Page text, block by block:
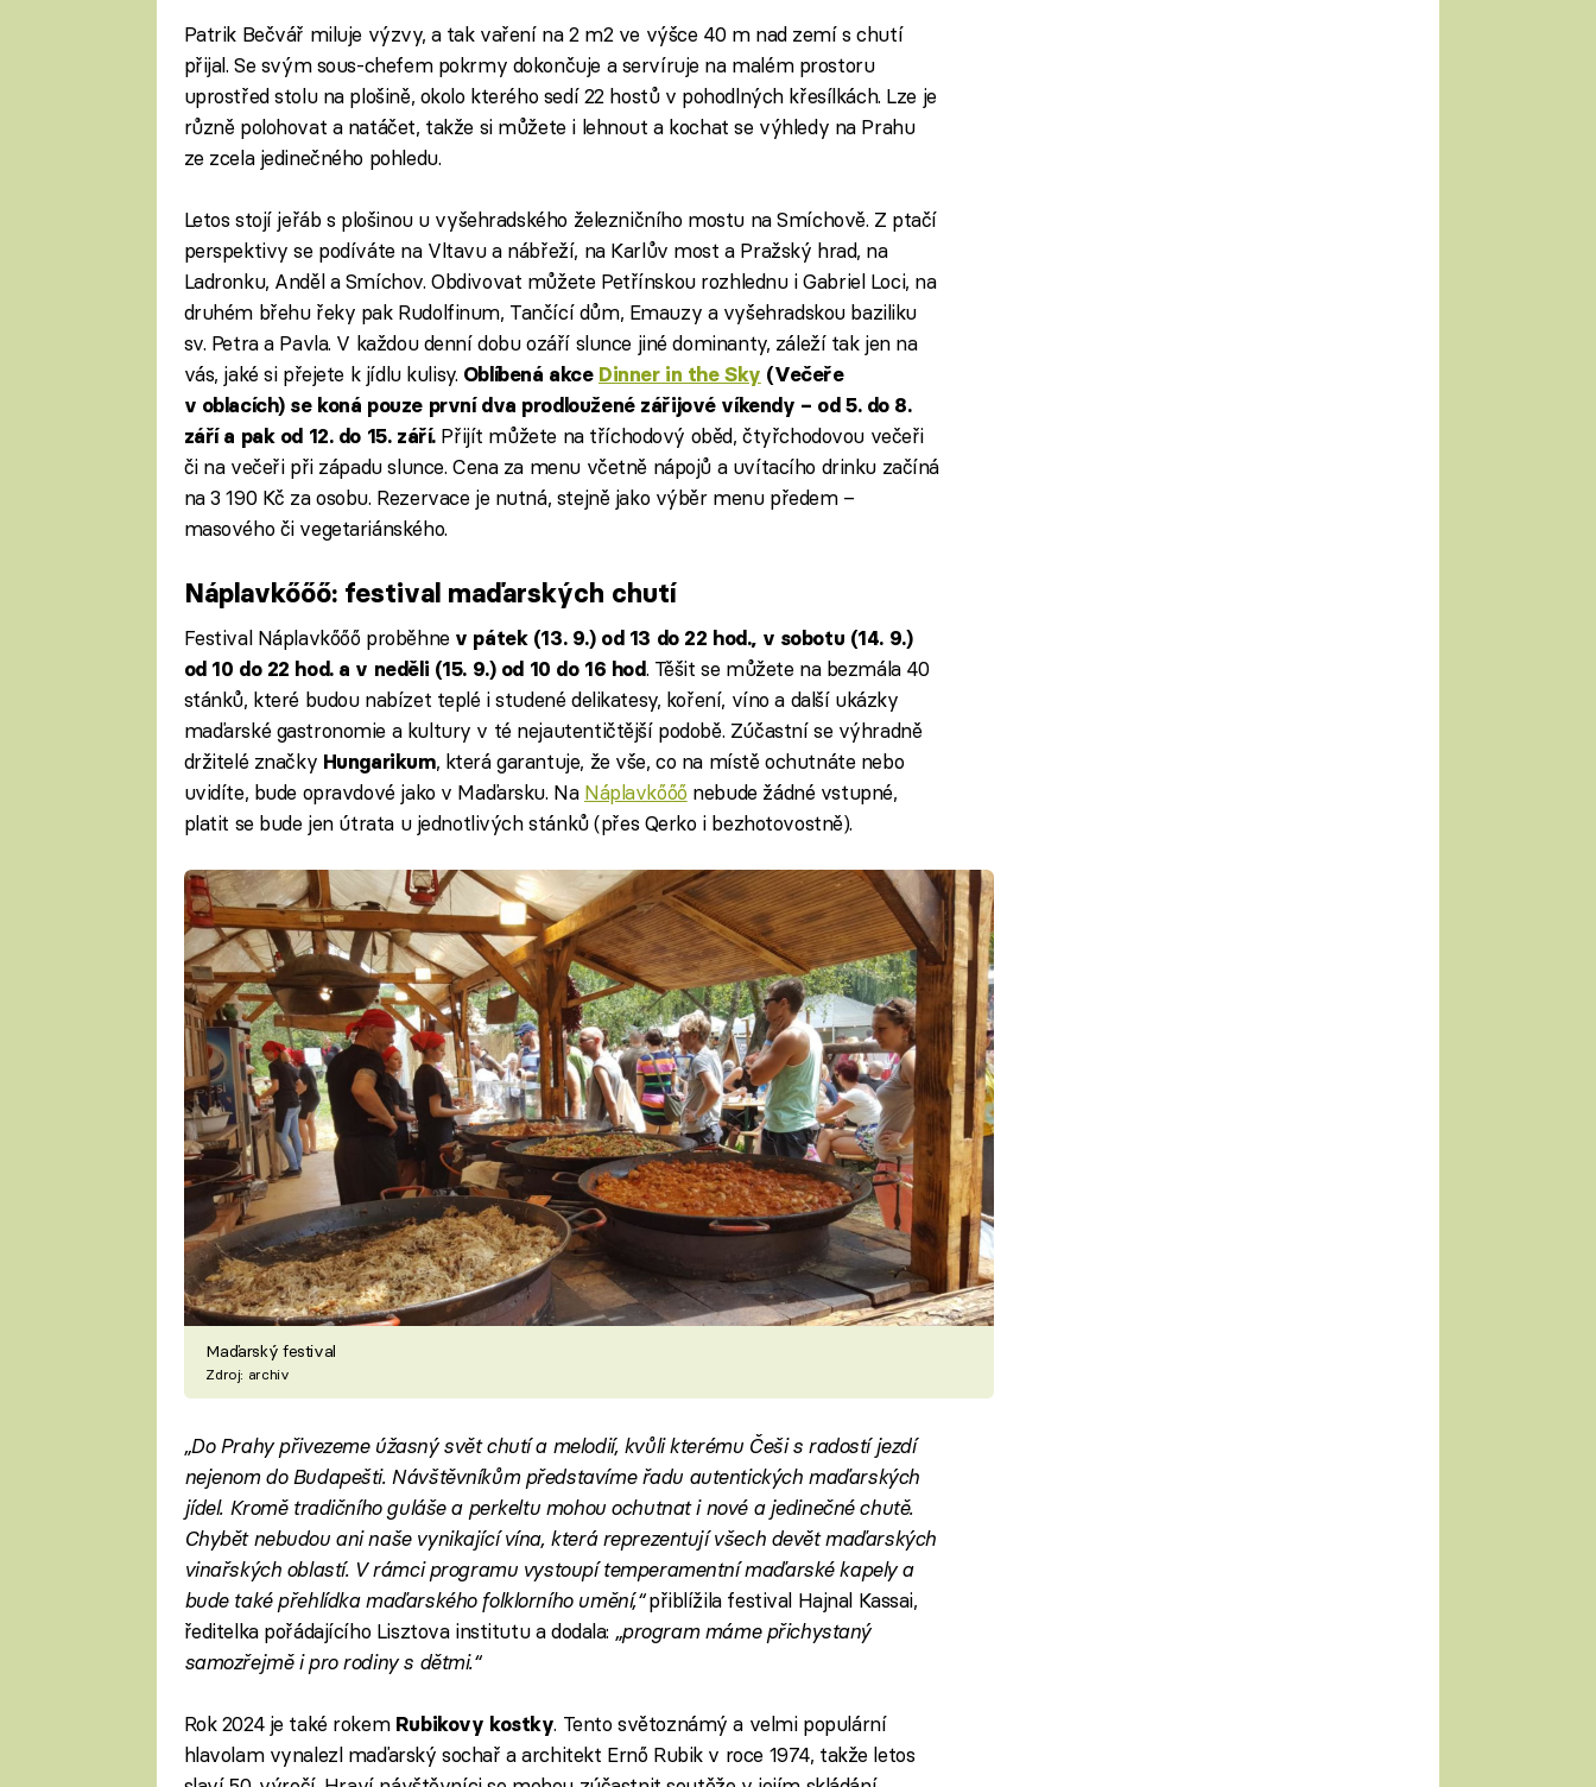
Patrik Bečvář miluje výzvy, a tak vaření na 2 m2 ve výšce 40 m nad zemí s chutí
přijal. Se svým sous-chefem pokrmy dokončuje a servíruje na malém prostoru
uprostřed stolu na plošině, okolo kterého sedí 22 hostů v pohodlných křesílkách. Lze je
různě polohovat a natáčet, takže si můžete i lehnout a kochat se výhledy na Prahu
ze zcela jedinečného pohledu.
Letos stojí jeřáb s plošinou u vyšehradského železničního mostu na Smíchově. Z ptačí
perspektivy se podíváte na Vltavu a nábřeží, na Karlův most a Pražský hrad, na
Ladronku, Anděl a Smíchov. Obdivovat můžete Petřínskou rozhlednu i Gabriel Loci, na
druhém břehu řeky pak Rudolfinum, Tančící dům, Emauzy a vyšehradskou baziliku
sv. Petra a Pavla. V každou denní dobu ozáří slunce jiné dominanty, záleží tak jen na
vás, jaké si přejete k jídlu kulisy. Oblíbená akce Dinner in the Sky (Večeře
v oblacích) se koná pouze první dva prodloužené zářijové víkendy – od 5. do 8.
září a pak od 12. do 15. září.Přijít můžete na tříchodový oběd, čtyřchodovou večeři
či na večeři při západu slunce. Cena za menu včetně nápojů a uvítacího drinku začíná
na 3 190 Kč za osobu. Rezervace je nutná, stejně jako výběr menu předem –
masového či vegetariánského.
Náplavkőőő: festival maďarských chutí
Festival Náplavkőőő proběhne v pátek (13. 9.) od 13 do 22 hod., v sobotu (14. 9.)
od 10 do 22 hod. a v neděli (15. 9.) od 10 do 16 hod. Těšit se můžete na bezmála 40
stánků, které budou nabízet teplé i studené delikatesy, koření, víno a další ukázky
maďarské gastronomie a kultury v té nejautentičtější podobě. Zúčastní se výhradně
držitelé značky Hungarikum, která garantuje, že vše, co na místě ochutnáte nebo
uvidíte, bude opravdové jako v Maďarsku. Na Náplavkőőő nebude žádné vstupné,
platit se bude jen útrata u jednotlivých stánků (přes Qerko i bezhotovostně).
Maďarský festival
Zdroj: archiv
„Do Prahy přivezeme úžasný svět chutí a melodií, kvůli kterému Češi s radostí jezdí
nejenom do Budapešti. Návštěvníkům představíme řadu autentických maďarských
jídel. Kromě tradičního guláše a perkeltu mohou ochutnat i nové a jedinečné chutě.
Chybět nebudou ani naše vynikající vína, která reprezentují všech devět maďarských
vinařských oblastí. V rámci programu vystoupí temperamentní maďarské kapely a
bude také přehlídka maďarského folklorního umění,“přiblížila festival Hajnal Kassai,
ředitelka pořádajícího Lisztova institutu a dodala: „program máme přichystaný
samozřejmě i pro rodiny s dětmi.“
Rok 2024 je také rokem Rubikovy kostky. Tento světoznámý a velmi populární
hlavolam vynalezl maďarský sochař a architekt Ernő Rubik v roce 1974, takže letos